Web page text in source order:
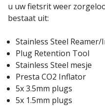
u uw fietsrit weer
bestaat uit:
Stainless Steel
Plug Retention Tool
Stainless Steel mesje
Presta CO2 Inflator
5x 3.5mm plugs
5x 1.5mm plugs